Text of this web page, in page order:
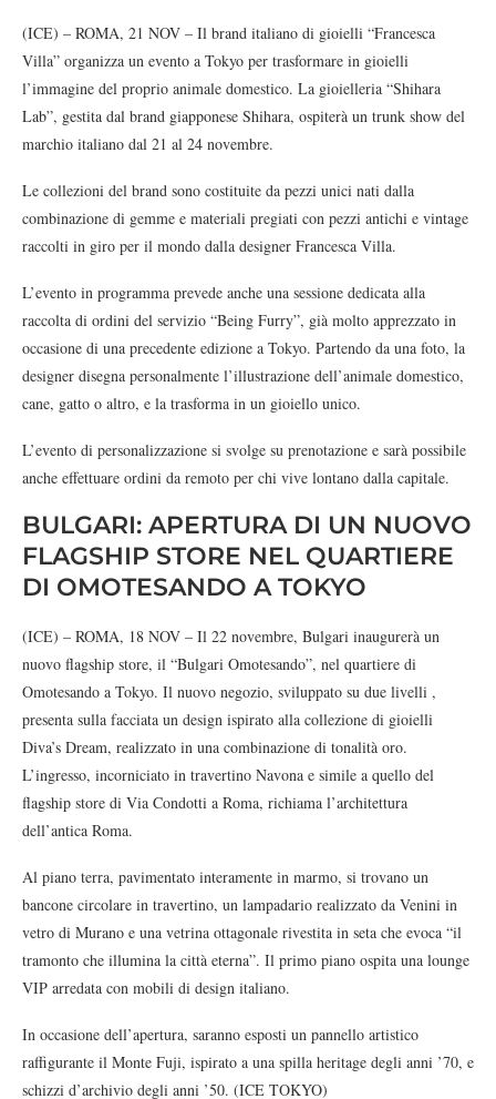
(ICE) – ROMA, 21 NOV – Il brand italiano di gioielli “Francesca
Villa” organizza un evento a Tokyo per trasformare in gioielli
l’immagine del proprio animale domestico. La gioielleria “Shihara
Lab”, gestita dal brand giapponese Shihara, ospiterà un trunk show del
marchio italiano dal 21 al 24 novembre.
Le collezioni del brand sono costituite da pezzi unici nati dalla
combinazione di gemme e materiali pregiati con pezzi antichi e vintage
raccolti in giro per il mondo dalla designer Francesca Villa.
L’evento in programma prevede anche una sessione dedicata alla
raccolta di ordini del servizio “Being Furry”, già molto apprezzato in
occasione di una precedente edizione a Tokyo. Partendo da una foto, la
designer disegna personalmente l’illustrazione dell’animale domestico,
cane, gatto o altro, e la trasforma in un gioiello unico.
L’evento di personalizzazione si svolge su prenotazione e sarà possibile
anche effettuare ordini da remoto per chi vive lontano dalla capitale.
BULGARI: APERTURA DI UN NUOVO
FLAGSHIP STORE NEL QUARTIERE
DI OMOTESANDO A TOKYO
(ICE) – ROMA, 18 NOV – Il 22 novembre, Bulgari inaugurerà un
nuovo flagship store, il “Bulgari Omotesando”, nel quartiere di
Omotesando a Tokyo. Il nuovo negozio, sviluppato su due livelli ,
presenta sulla facciata un design ispirato alla collezione di gioielli
Diva’s Dream, realizzato in una combinazione di tonalità oro.
L’ingresso, incorniciato in travertino Navona e simile a quello del
flagship store di Via Condotti a Roma, richiama l’architettura
dell’antica Roma.
Al piano terra, pavimentato interamente in marmo, si trovano un
bancone circolare in travertino, un lampadario realizzato da Venini in
vetro di Murano e una vetrina ottagonale rivestita in seta che evoca “il
tramonto che illumina la città eterna”. Il primo piano ospita una lounge
VIP arredata con mobili di design italiano.
In occasione dell’apertura, saranno esposti un pannello artistico
raffigurante il Monte Fuji, ispirato a una spilla heritage degli anni ’70, e
schizzi d’archivio degli anni ’50. (ICE TOKYO)